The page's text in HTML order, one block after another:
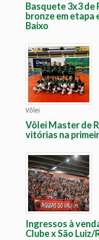
Basquete 3x3 de
bronze em etapa
Baixo
Vôlei
Vôlei Master de
vitórias na
Ingressos à
Clube x São Luiz/